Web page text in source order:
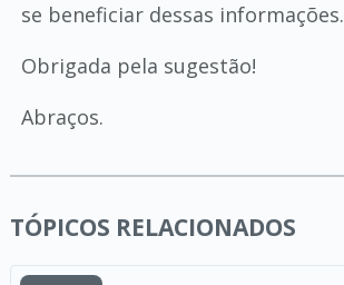
se beneficiar dessas informações.
Obrigada pela sugestão!
Abraços.
TÓPICOS RELACIONADOS